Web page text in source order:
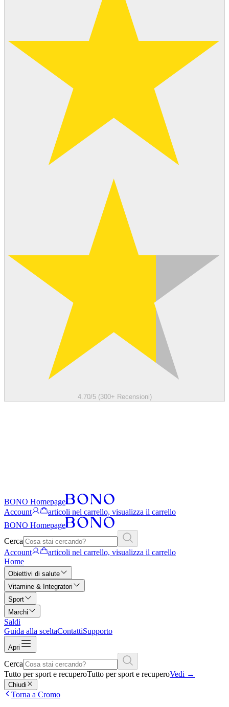
4.70/5 (300+ Recensioni)
BONO Homepage
Account
articoli nel carrello, visualizza il carrello
BONO Homepage
Cerca
Account
articoli nel carrello, visualizza il carrello
Home
Obiettivi di salute
Vitamine & Integratori
Sport
Marchi
Saldi
Guida alla sceltaContattiSupporto
Apri
Cerca
Tutto per sport e recuperoTutto per sport e recuperoVedi →
Chiudi
Torna a Cromo